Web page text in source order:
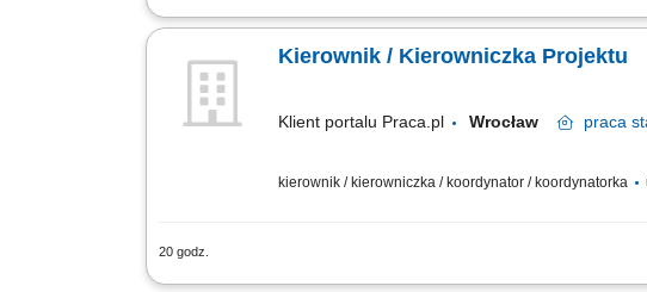
Obowiązki: Koordynowanie całego procesu budowy
Kierownik / Kierowniczka Projektu
Klient portalu Praca.pl Wrocław praca
kierownik / kierowniczka / koordynator / koordynatorka
20 godz.
Koordynowanie całego procesu inwestycyjnego dla